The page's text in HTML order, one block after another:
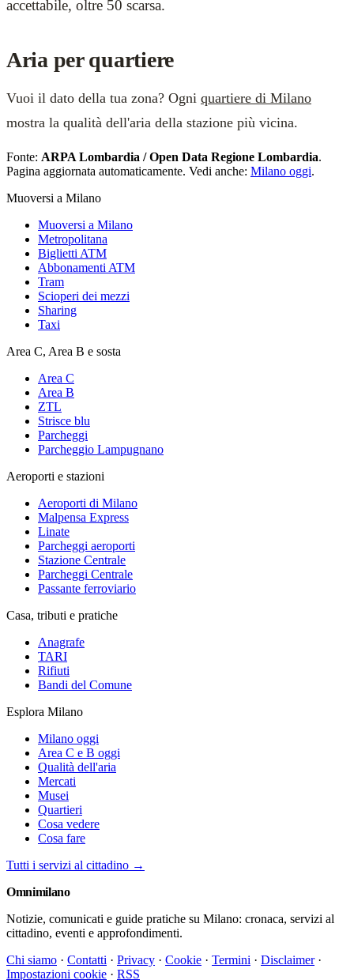
accettabile, oltre 50 scarsa.
Aria per quartiere
Vuoi il dato della tua zona? Ogni quartiere di Milano
mostra la qualità dell'aria della stazione più vicina.
Fonte: ARPA Lombardia / Open Data Regione Lombardia.
Pagina aggiornata automaticamente. Vedi anche: Milano oggi.
Muoversi a Milano
Muoversi a Milano
Metropolitana
Biglietti ATM
Abbonamenti ATM
Tram
Scioperi dei mezzi
Sharing
Taxi
Area C, Area B e sosta
Area C
Area B
ZTL
Strisce blu
Parcheggi
Parcheggio Lampugnano
Aeroporti e stazioni
Aeroporti di Milano
Malpensa Express
Linate
Parcheggi aeroporti
Stazione Centrale
Parcheggi Centrale
Passante ferroviario
Casa, tributi e pratiche
Anagrafe
TARI
Rifiuti
Bandi del Comune
Esplora Milano
Milano oggi
Area C e B oggi
Qualità dell'aria
Mercati
Musei
Quartieri
Cosa vedere
Cosa fare
Tutti i servizi al cittadino →
Omnimilano
Notizie, comunicati e guide pratiche su Milano: cronaca, servizi al
cittadino, eventi e approfondimenti.
Chi siamo · Contatti · Privacy · Cookie · Termini · Disclaimer ·
Impostazioni cookie · RSS